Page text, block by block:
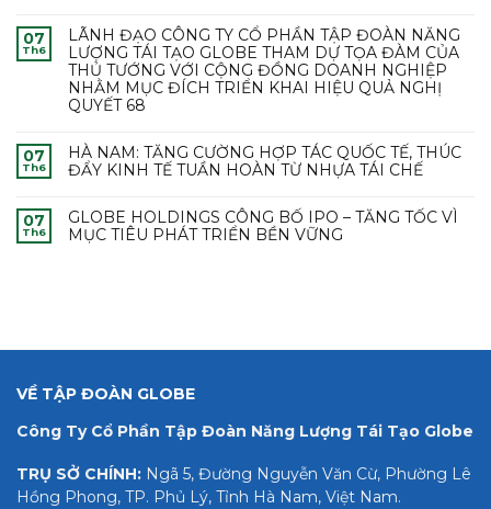
07
Th6
LÃNH ĐẠO CÔNG TY CỔ PHẦN TẬP ĐOÀN NĂNG
LƯỢNG TÁI TẠO GLOBE THAM DỰ TỌA ĐÀM CỦA
THỦ TƯỚNG VỚI CỘNG ĐỒNG DOANH NGHIỆP
NHẰM MỤC ĐÍCH TRIỂN KHAI HIỆU QUẢ NGHỊ
QUYẾT 68
07
Th6
HÀ NAM: TĂNG CƯỜNG HỢP TÁC QUỐC TẾ, THÚC
ĐẨY KINH TẾ TUẦN HOÀN TỪ NHỰA TÁI CHẾ
07
Th6
GLOBE HOLDINGS CÔNG BỐ IPO – TĂNG TỐC VÌ
MỤC TIÊU PHÁT TRIỂN BỀN VỮNG
VỀ TẬP ĐOÀN GLOBE
Công Ty Cổ Phần Tập Đoàn Năng Lượng Tái Tạo Globe
TRỤ SỞ CHÍNH: Ngã 5, Đường Nguyễn Văn Cừ, Phường Lê
Hồng Phong, TP. Phủ Lý, Tỉnh Hà Nam, Việt Nam.